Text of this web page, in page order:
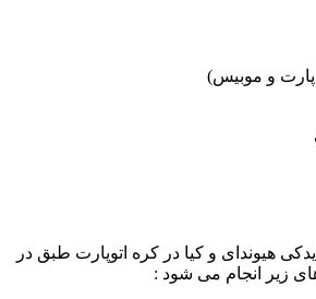
و موبیس)
هیوندای و کیا در کره اتوپارت طبق در
زیر انجام می شود :